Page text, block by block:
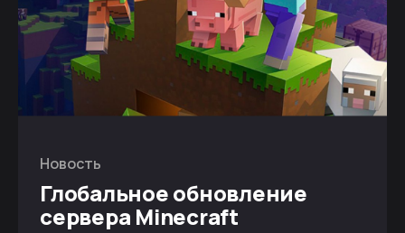
Новость
Глобальное обновление
сервера Minecraft